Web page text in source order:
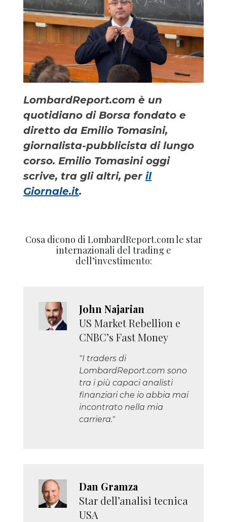
LombardReport.com è un
quotidiano di Borsa fondato e
diretto da Emilio Tomasini,
giornalista-pubblicista di lungo
corso. Emilio Tomasini oggi
scrive, tra gli altri, per il
Giornale.it.
Cosa dicono di LombardReport.com le star
internazionali del trading e
dell’investimento:
John Najarian
US Market Rebellion e
CNBC’s Fast Money
"I traders di
LombardReport.com sono
tra i più capaci analisti
finanziari che io abbia mai
incontrato nella mia
carriera."
Dan Gramza
Star dell’analisi tecnica
USA